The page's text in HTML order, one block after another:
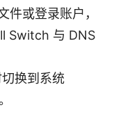
件或登录账户，
Switch 与 DNS
换到系统